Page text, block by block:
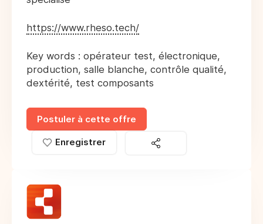
https://www.rheso.tech/
Key words : opérateur test, électronique,
production, salle blanche, contrôle qualité,
dextérité, test composants
Postuler à cette offre
Enregistrer